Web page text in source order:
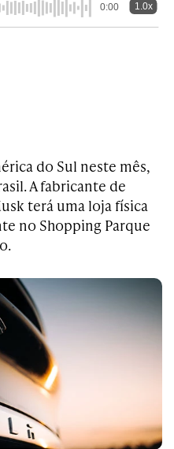
0:00 1.0x
do Sul neste mês,
A fabricante de
terá uma loja física
no Shopping Parque